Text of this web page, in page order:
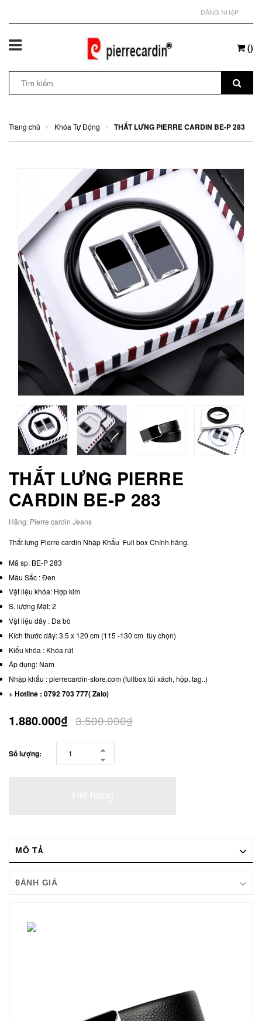
ĐĂNG NHẬP
()
Trang chủ Khóa Tự Động THẮT LƯNG PIERRE CARDIN BE-P 283
THẮT LƯNG PIERRE
CARDIN BE-P 283
Hãng: Pierre cardin Jeans
Thắt lưng Pierre cardin Nhập Khẩu Full box Chính hãng.
Mã sp: BE-P 283
Màu Sắc : Đen
Vật liệu khóa: Hợp kim
S. lượng Mặt: 2
Vật liệu dây : Da bò
Kích thước dây: 3.5 x 120 cm (115 -130 cm tùy chọn)
Kiểu khóa : Khóa rút
Áp dụng: Nam
Nhập khẩu : pierrecardin-store.com (fullbox túi xách, hộp, tag..)
+ Hotline : 0792 703 777( Zalo)
1.880.000₫ 3.500.000₫
Số lượng:
MÔ TẢ
ĐÁNH GIÁ